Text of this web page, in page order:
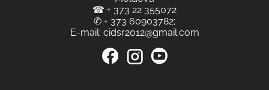
☎ + 373 22 355072
✆ + 373 60903782;
E-mail: cidsr2012@gmail.com